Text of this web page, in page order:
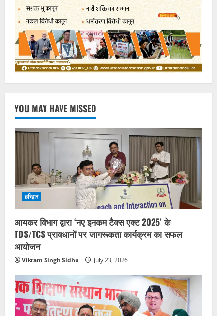
YOU MAY HAVE MISSED
हरिद्वार
आयकर विभाग द्वारा ‘नए इनकम टैक्स एक्ट 2025’ के
TDS/TCS प्रावधानों पर जागरूकता कार्यक्रम का सफल
आयोजन
Vikram Singh Sidhu July 23, 2026